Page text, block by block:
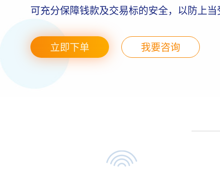
可充分保障钱款及交易标的安全，以防上
立即下单 我要咨询